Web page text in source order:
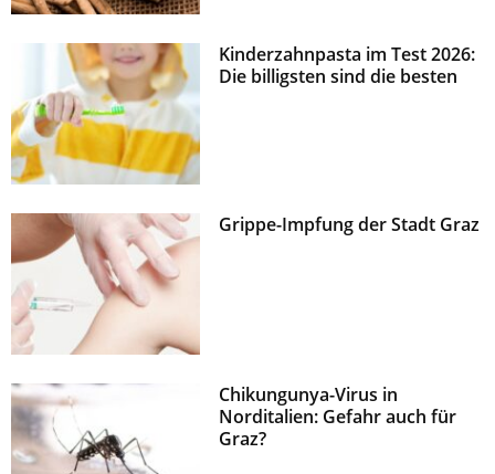
Kinderzahnpasta im Test 2026:
Die billigsten sind die besten
Grippe-Impfung der Stadt Graz
Chikungunya-Virus in
Norditalien: Gefahr auch für
Graz?